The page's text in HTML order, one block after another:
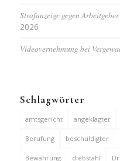
Strafanzeige gegen
2026
Videovernehmung bei
Schlagwörter
amtsgericht angeklagter
Berufung beschuldigter
Bewährung diebstahl